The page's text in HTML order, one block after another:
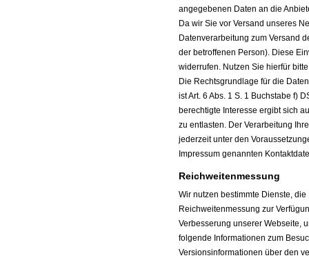
angegebenen Daten an die
Da wir Sie vor Versand unseres
Datenverarbeitung zum Versand
der betroffenen Person). Diese
widerrufen. Nutzen Sie hierfür
Die Rechtsgrundlage für die
ist Art. 6 Abs. 1 S. 1 Buchstabe f)
berechtigte Interesse ergibt sich
zu entlasten. Der Verarbeitung
jederzeit unter den
Impressum genannten
Reichweitenmessung
Wir nutzen bestimmte Dienste,
Reichweitenmessung zur
Verbesserung unserer Webseite,
folgende Informationen zum
Versionsinformationen über den